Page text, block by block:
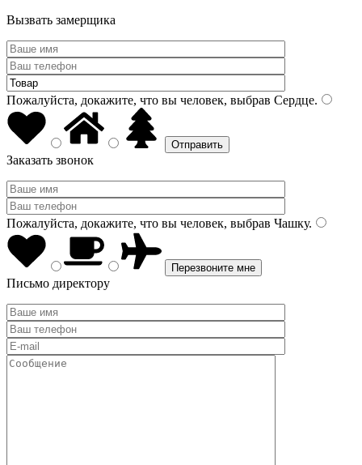
Вызвать замерщика
Пожалуйста, докажите, что вы человек, выбрав Сердце.
Заказать звонок
Пожалуйста, докажите, что вы человек, выбрав Чашку.
Письмо директору